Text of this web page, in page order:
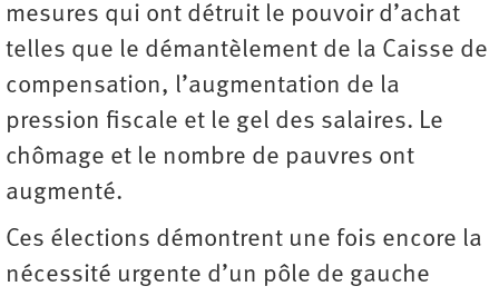
mesures qui ont détruit le pouvoir d’achat
telles que le démantèlement de la Caisse de
compensation, l’augmentation de la
pression fiscale et le gel des salaires. Le
chômage et le nombre de pauvres ont
augmenté.
Ces élections démontrent une fois encore la
nécessité urgente d’un pôle de gauche